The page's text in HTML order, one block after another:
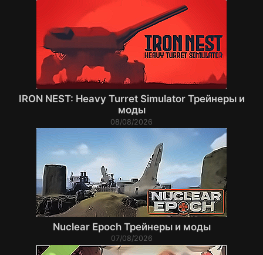
IRON NEST: Heavy Turret Simulator Трейнеры и
моды
08/08/2026
Nuclear Epoch Трейнеры и моды
07/08/2026